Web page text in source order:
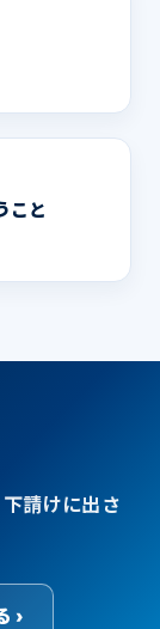
こと
請けに出さ
›